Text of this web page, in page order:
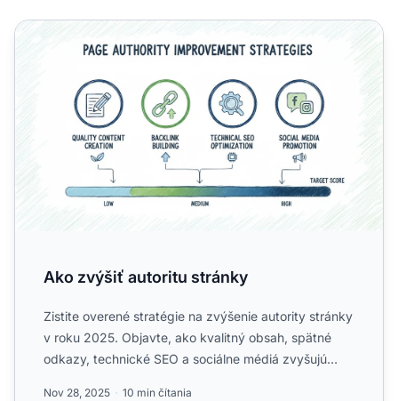
Ako zvýšiť autoritu stránky
Ako zvýšiť autoritu stránky
Zistite overené stratégie na zvýšenie autority stránky
v roku 2025. Objavte, ako kvalitný obsah, spätné
odkazy, technické SEO a sociálne médiá zvyšujú
Nov 28, 2025 10 min čítania